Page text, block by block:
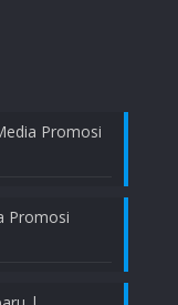
Promosi
Promosi